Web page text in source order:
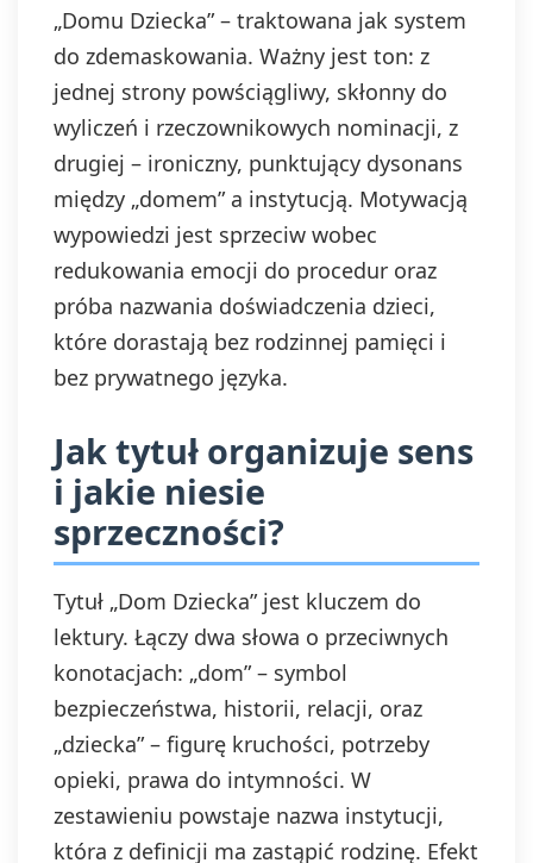
„Domu Dziecka” – traktowana jak system
do zdemaskowania. Ważny jest ton: z
jednej strony powściągliwy, skłonny do
wyliczeń i rzeczownikowych nominacji, z
drugiej – ironiczny, punktujący dysonans
między „domem” a instytucją. Motywacją
wypowiedzi jest sprzeciw wobec
redukowania emocji do procedur oraz
próba nazwania doświadczenia dzieci,
które dorastają bez rodzinnej pamięci i
bez prywatnego języka.
Jak tytuł organizuje sens
i jakie niesie
sprzeczności?
Tytuł „Dom Dziecka” jest kluczem do
lektury. Łączy dwa słowa o przeciwnych
konotacjach: „dom” – symbol
bezpieczeństwa, historii, relacji, oraz
„dziecka” – figurę kruchości, potrzeby
opieki, prawa do intymności. W
zestawieniu powstaje nazwa instytucji,
która z definicji ma zastąpić rodzinę. Efekt